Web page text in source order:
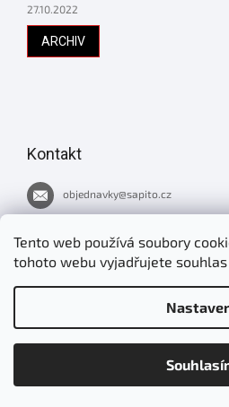
Tento web používá soubory
tohoto webu vyjadřujete
27.10.2022
ARCHIV
Kontakt
objednavky@sapito.cz
Novinky v Šapitu